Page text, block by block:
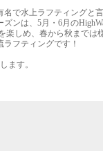
名で水上ラフティングと
ンは、5月・6月の
楽しめ、春から秋までは
フティングです！
ます。